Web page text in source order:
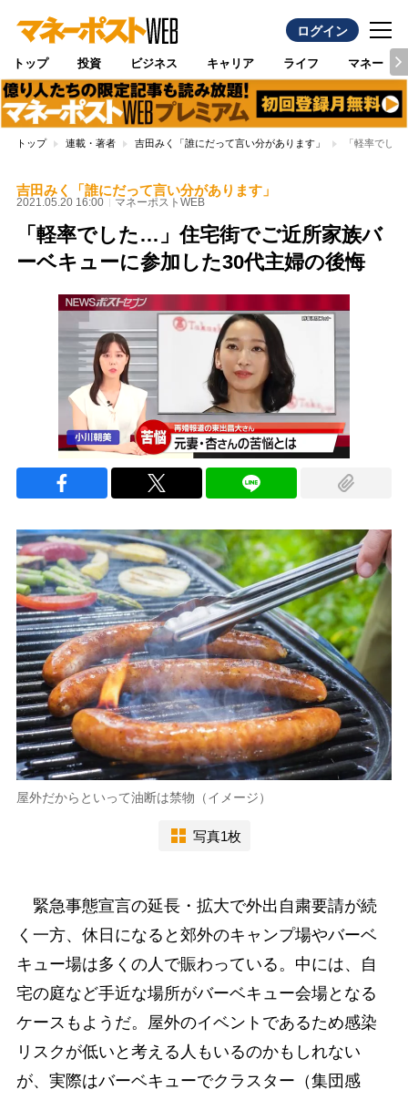
ログイン
トップ 投資 ビジネス キャリア ライフ マネー
トップ 連載・著者 吉田みく「誰にだって言い分があります」 「軽率でし
吉田みく「誰にだって言い分があります」
2021.05.20 16:00 マネーポストWEB
「軽率でした…」住宅街でご近所家族バ
ーベキューに参加した30代主婦の後悔
屋外だからといって油断は禁物（イメージ）
写真1枚
緊急事態宣言の延長・拡大で外出自粛要請が続
く一方、休日になると郊外のキャンプ場やバーベ
キュー場は多くの人で賑わっている。中には、自
宅の庭など手近な場所がバーベキュー会場となる
ケースもようだ。屋外のイベントであるため感染
リスクが低いと考える人もいるのかもしれない
が、実際はバーベキューでクラスター（集団感